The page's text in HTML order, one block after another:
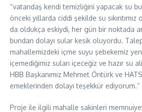
“vatandaş kendi temizliğini yapacak su
önceki yıllarda ciddi şekilde su sıkıntımız
da oldukça eskiydi, her gün bir noktada
bundan dolayı sular kesik oluyordu.
mahallemizdeki içme suyu şebekemiz
içemediğimiz suları içeceğiz ve hazır su
HBB Başkanımız Mehmet Öntürk ve
emeklerinden dolayı teşekkür ediyorum.”
Proje ile ilgili mahalle sakinleri